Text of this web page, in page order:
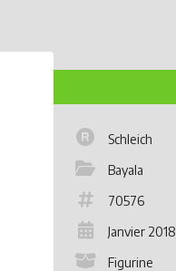
Schleich
Bayala
70576
Janvier 2018
Figurine